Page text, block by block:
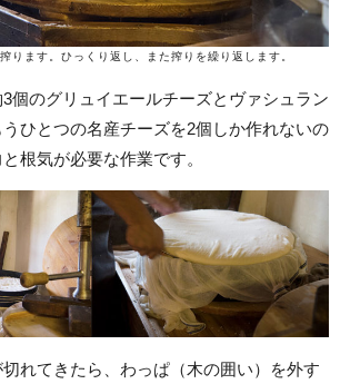
ります。ひっくり返し、また搾りを繰り返します。
個のグリュイエールチーズとヴァシュラン
ひとつの名産チーズを2個しか作れないの
根気が必要な作業です。
れてきたら、わっぱ（木の囲い）を外す